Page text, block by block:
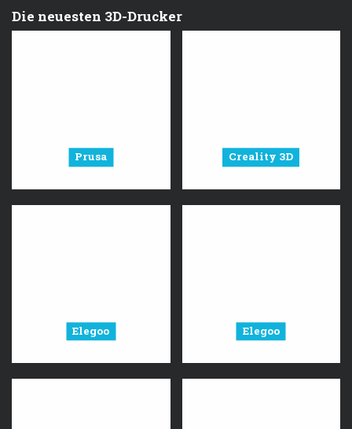
Die neuesten 3D-Drucker
Prusa Creality 3D
Elegoo Elegoo